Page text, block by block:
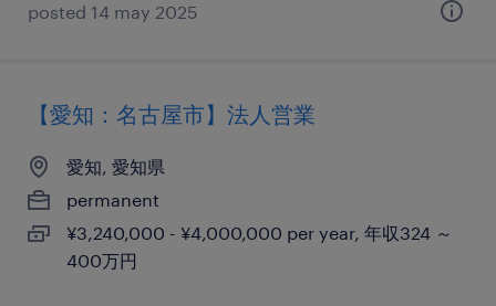
posted 14 may 2025
【愛知：名古屋市】法人営業
愛知, 愛知県
permanent
¥3,240,000 - ¥4,000,000 per year, 年収324 ～
400万円